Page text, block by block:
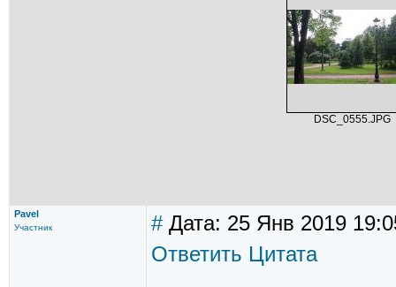
DSC_0555.JPG
Pavel
Участник #Дата: 25 Янв 2019
Ответить Цитата